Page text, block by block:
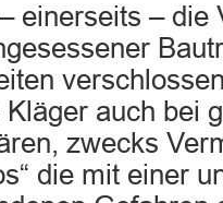
einerseits – die
auch bei
zwecks
die mit einer